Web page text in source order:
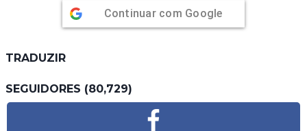
Continuar com Google
TRADUZIR
SEGUIDORES (80,729)